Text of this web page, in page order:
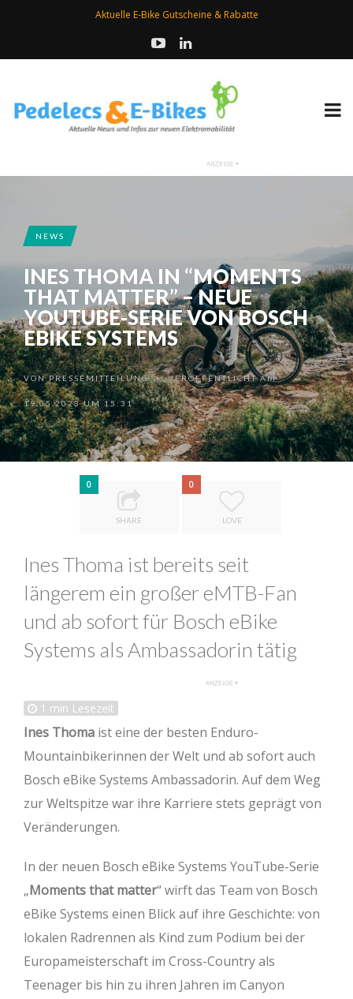
Aktuelle E-Bike Gutscheine & Rabatte
NEWS
INES THOMA IN “MOMENTS
THAT MATTER” – NEUE
YOUTUBE-SERIE VON BOSCH
EBIKE SYSTEMS
VONPRESSEMITTEILUNG •VERÖFFENTLICHT AM
19.05.2023 UM 15:31
0
SHARE
0
LOVE
Ines Thoma ist bereits seit
längerem ein großer eMTB-Fan
und ab sofort für Bosch eBike
Systems als Ambassadorin tätig
1 min Lesezeit
Ines Thoma ist eine der besten Enduro-
Mountainbikerinnen der Welt und ab sofort auch
Bosch eBike Systems Ambassadorin. Auf dem Weg
zur Weltspitze war ihre Karriere stets geprägt von
Veränderungen.
In der neuen Bosch eBike Systems YouTube-Serie
„Moments that matter“ wirft das Team von Bosch
eBike Systems einen Blick auf ihre Geschichte: von
lokalen Radrennen als Kind zum Podium bei der
Europameisterschaft im Cross-Country als
Teenager bis hin zu ihren Jahren im Canyon